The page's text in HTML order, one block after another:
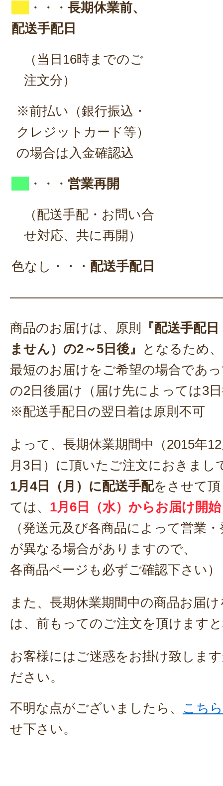
・・・ 長期休業前、
配送手配日
（当日16時までのご
注文分）
※前払い（銀行振込・
クレジットカード等）
の場合は入金確認込
・・・ 営業再開
（配送手配・お問い合
せ対応、共に再開）
色なし・・・ 配送手配日
商品のお届けは、原則
『配送手配
ません）の2～5日後』
となるため、
最短のお届けをご希望の場合であ
の2日後届け（届け先によっては3
※配送手配日の翌日着は原則不可
よって、長期休業期間中（2015年
月3日）に頂いたご注文におきまし
1月4日（月）に配送手配をさせて
ては、 1月6日（水）からお届け開始
（発送元及び各商品によって営業
が異なる場合がありますので、
各商品ページも必ずご確認下さい）
また、長期休業期間中の商品お届
は、前もってのご注文を頂けます
お客様にはご迷惑をお掛け致しま
ださい。
不明な点がございましたら、
こちら
せ下さい。